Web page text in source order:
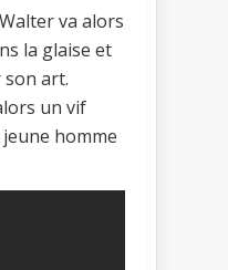
va alors
la glaise et
son art.
un vif
homme